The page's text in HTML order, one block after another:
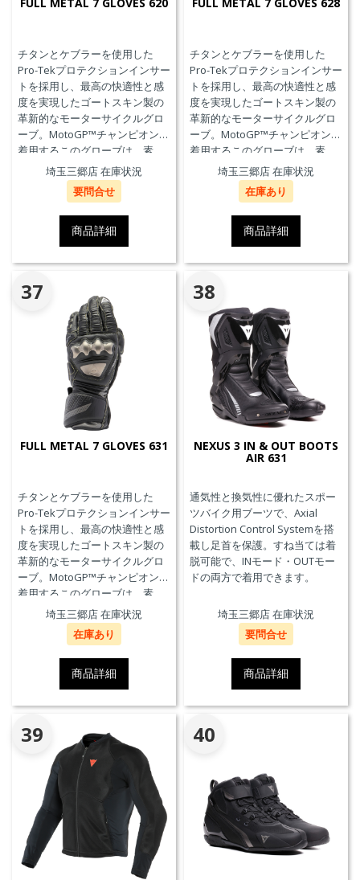
チタンとケブラーを使用した
Pro-Tekプロテクションインサー
トを採用し、最高の快適性と感
度を実現したゴートスキン製の
革新的なモーターサイクルグロ
ーブ。MotoGP™チャンピオンが
着用するこのグローブは、素
材、快適性、プロテクションに
おいて、優れたパフォーマンス
のためにダイネーゼテクノロジ
ーの真髄を表現しています。
埼玉三郷店 在庫状況
要問合せ
商品詳細
チタンとケブラーを使用した
Pro-Tekプロテクションインサー
トを採用し、最高の快適性と感
度を実現したゴートスキン製の
革新的なモーターサイクルグロ
ーブ。MotoGP™チャンピオンが
着用するこのグローブは、素
材、快適性、プロテクションに
おいて、優れたパフォーマンス
のためにダイネーゼテクノロジ
ーの真髄を表現しています。
埼玉三郷店 在庫状況
在庫あり
商品詳細
37
FULL METAL 7 GLOVES 631
チタンとケブラーを使用した
Pro-Tekプロテクションインサー
トを採用し、最高の快適性と感
度を実現したゴートスキン製の
革新的なモーターサイクルグロ
ーブ。MotoGP™チャンピオンが
着用するこのグローブは、素
材、快適性、プロテクションに
おいて、優れたパフォーマンス
のためにダイネーゼテクノロジ
ーの真髄を表現しています。
埼玉三郷店 在庫状況
在庫あり
商品詳細
38
NEXUS 3 IN & OUT BOOTS
AIR 631
通気性と換気性に優れたスポー
ツバイク用ブーツで、Axial
Distortion Control Systemを搭
載し足首を保護。すね当ては着
脱可能で、INモード・OUTモー
ドの両方で着用できます。
埼玉三郷店 在庫状況
要問合せ
商品詳細
39 40